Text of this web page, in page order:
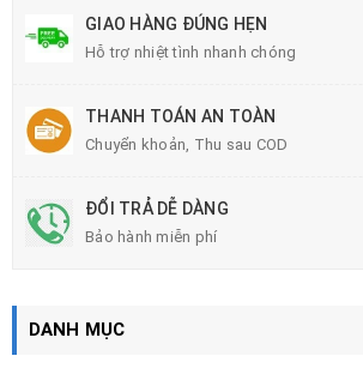
GIAO HÀNG ĐÚNG HẸN
Hỗ trợ nhiệt tình nhanh chóng
THANH TOÁN AN TOÀN
Chuyển khoản, Thu sau COD
ĐỔI TRẢ DỄ DÀNG
Bảo hành miễn phí
DANH MỤC